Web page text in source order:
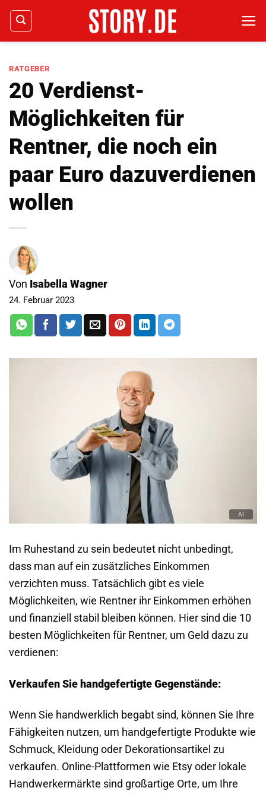
Zum
Inhalt
springen
RATGEBER
20 Verdienst-
Möglichkeiten für
Rentner, die noch ein
paar Euro dazuverdienen
wollen
Von Isabella Wagner
24. Februar 2023
Im Ruhestand zu sein bedeutet nicht unbedingt,
dass man auf ein zusätzliches Einkommen
verzichten muss. Tatsächlich gibt es viele
Möglichkeiten, wie Rentner ihr Einkommen erhöhen
und finanziell stabil bleiben können. Hier sind die 10
besten Möglichkeiten für Rentner, um Geld dazu zu
verdienen:
Verkaufen Sie handgefertigte Gegenstände:
Wenn Sie handwerklich begabt sind, können Sie Ihre
Fähigkeiten nutzen, um handgefertigte Produkte wie
Schmuck, Kleidung oder Dekorationsartikel zu
verkaufen. Online-Plattformen wie Etsy oder lokale
Handwerkermärkte sind großartige Orte, um Ihre